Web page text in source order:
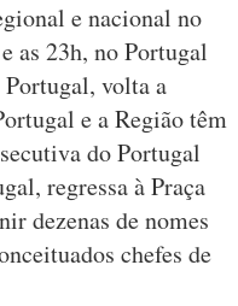
e nacional no
as 23h, no Portugal
volta a
e a Região têm
do Portugal
regressa à Praça
dezenas de nomes
chefes de